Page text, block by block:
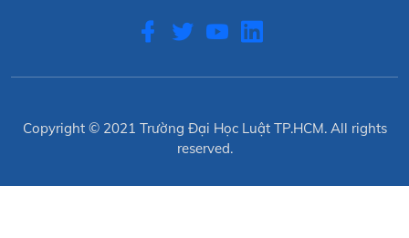
Copyright © 2021 Trường Đại Học Luật TP.HCM. All rights
reserved.